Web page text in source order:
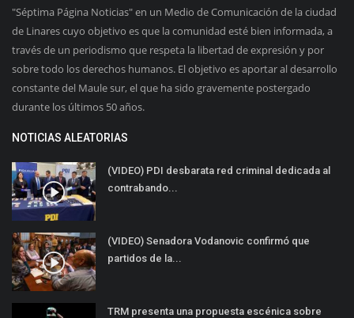
"Séptima Página Noticias" en un Medio de Comunicación de la ciudad
de Linares cuyo objetivo es que la comunidad esté bien informada, a
través de un periodismo que respeta la libertad de expresión y por
sobre todo los derechos humanos. El objetivo es aportar al desarrollo
constante del Maule sur, el que ha sido gravemente postergado
durante los últimos 50 años.
NOTICIAS ALEATORIAS
(VIDEO) PDI desbarata red criminal dedicada al
contrabando...
(VIDEO) Senadora Vodanovic confirmó que
partidos de la...
TRM presenta una propuesta escénica sobre